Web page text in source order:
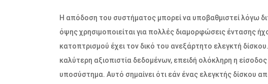
Η απόδοση του συστήματος μπορεί να υποβαθμιστεί λόγω
όψης χρησιμοποιείται για πολλές διαμορφώσεις έντασης
κατοπτρισμού έχει τον δικό του ανεξάρτητο ελεγκτή
καλύτερη αξιοπιστία δεδομένων, επειδή ολόκληρη η
υποσύστημα. Αυτό σημαίνει ότι εάν ένας ελεγκτής δίσκου